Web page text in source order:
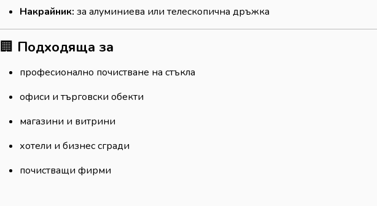
Накрайник: за алуминиева или телескопична дръжка
🏢 Подходяща за
професионално почистване на стъкла
офиси и търговски обекти
магазини и витрини
хотели и бизнес сгради
почистващи фирми